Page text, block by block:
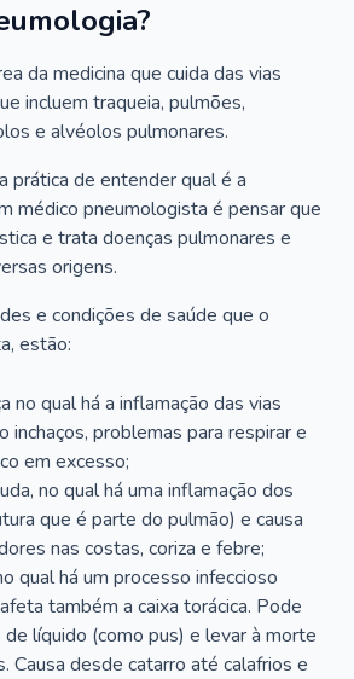
da medicina que cuida das vias
incluem traqueia, pulmões,
e alvéolos pulmonares.
prática de entender qual é a
médico pneumologista é pensar que
e trata doenças pulmonares e
origens.
e condições de saúde que o
estão:
no qual há a inflamação das vias
inchaços, problemas para respirar e
em excesso;
no qual há uma inflamação dos
que é parte do pulmão) e causa
nas costas, coriza e febre;
qual há um processo infeccioso
também a caixa torácica. Pode
de líquido (como pus) e levar à morte
Causa desde catarro até calafrios e